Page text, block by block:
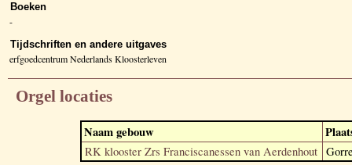
Boeken
-
Tijdschriften en andere uitgaves
erfgoedcentrum Nederlands Kloosterleven
Orgel locaties
Naam gebouw
RK klooster Zrs Franciscanessen van Aerdenhout